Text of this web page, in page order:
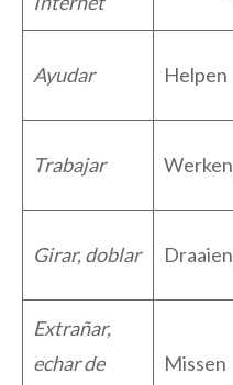
Ayudar Helpen
Trabajar Werken
Girar, doblar Draaien
Extrañar,
echar de
Missen